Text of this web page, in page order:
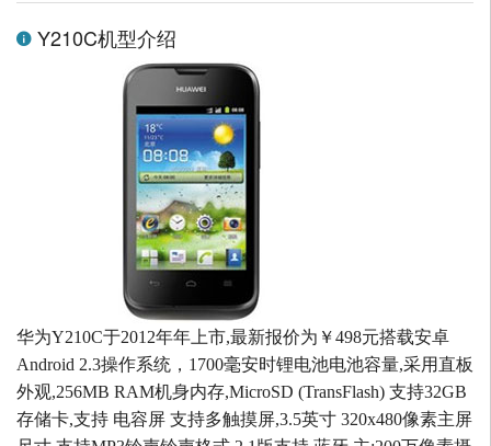
Y210C机型介绍
华为Y210C于2012年年上市,最新报价为￥498元搭载安卓
Android 2.3操作系统，1700毫安时锂电池电池容量,采用直板
外观,256MB RAM机身内存,MicroSD (TransFlash) 支持32GB
存储卡,支持 电容屏 支持多触摸屏,3.5英寸 320x480像素主屏